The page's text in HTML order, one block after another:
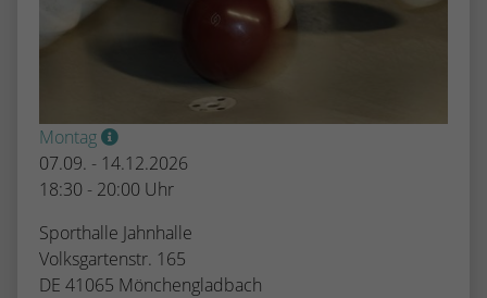
Montag
07.09. - 14.12.2026
18:30 - 20:00 Uhr
Sporthalle Jahnhalle
Volksgartenstr. 165
DE 41065 Mönchengladbach